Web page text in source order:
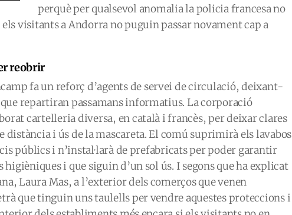
perquè per qualsevol anomalia la policia francesa no
visitants a Andorra no puguin passar novament cap a
reobrir
fa un reforç d’agents de servei de circulació, deixant-
repartiran passamans informatius. La corporació
cartelleria diversa, en català i francès, per deixar clares
distància i ús de la mascareta. El comú suprimirà els lavabos
públics i n’instal·larà de prefabricats per poder garantir
i que siguin d’un sol ús. I segons que ha explicat
Laura Mas, a l’exterior dels comerços que venen
que tinguin uns taulells per vendre aquestes proteccions i